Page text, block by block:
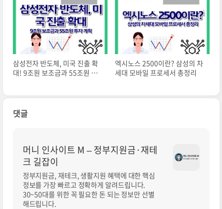
삼성전자 반도체, 미국 진출 확
대! 9조원 보조금과 55조원 투
엑시노스 2500이란? 삼성의 차
세대 모바일 프로세서 총정리
댓글
머니 인사이트 M – 정부지원금·재테
크 길잡이
정부지원금, 재테크, 생활지원 혜택에 대한 핵심
정보를 가장 빠르고 정확하게 알려드립니다.
30~50대를 위한 꼭 필요한 돈 되는 정보만 선별
해드립니다.